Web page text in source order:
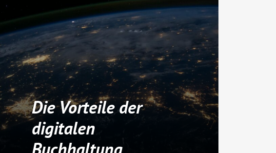
Die Vorteile der
digitalen